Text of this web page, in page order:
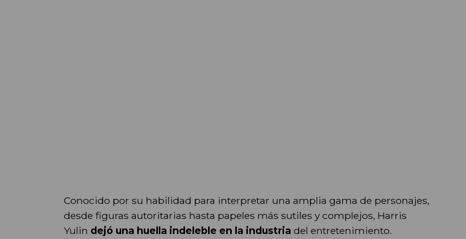
Conocido por su habilidad para interpretar una amplia gama de personajes,
desde figuras autoritarias hasta papeles más sutiles y complejos, Harris
Yulin dejó una huella indeleble en la industria del entretenimiento.